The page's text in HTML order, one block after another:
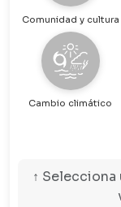
Comunidad y cultura
Cambio climático
↑